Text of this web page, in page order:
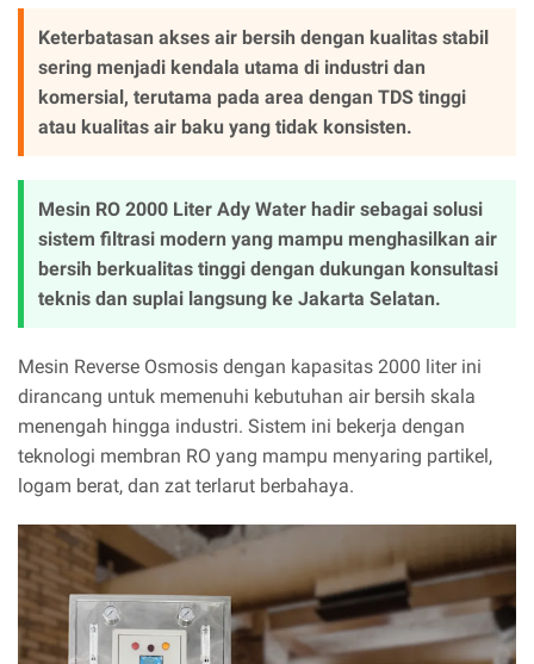
Keterbatasan akses air bersih dengan kualitas stabil
sering menjadi kendala utama di industri dan
komersial, terutama pada area dengan TDS tinggi
atau kualitas air baku yang tidak konsisten.
Mesin RO 2000 Liter Ady Water hadir sebagai solusi
sistem filtrasi modern yang mampu menghasilkan air
bersih berkualitas tinggi dengan dukungan konsultasi
teknis dan suplai langsung ke Jakarta Selatan.
Mesin Reverse Osmosis dengan kapasitas 2000 liter ini
dirancang untuk memenuhi kebutuhan air bersih skala
menengah hingga industri. Sistem ini bekerja dengan
teknologi membran RO yang mampu menyaring partikel,
logam berat, dan zat terlarut berbahaya.